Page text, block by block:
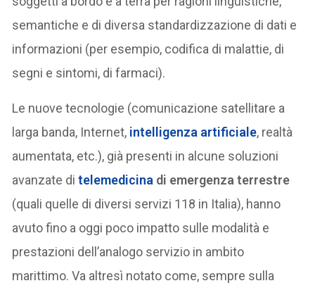
semantiche e di diversa standardizzazione di dati e
informazioni (per esempio, codifica di malattie, di
segni e sintomi, di farmaci).
Le nuove tecnologie (comunicazione satellitare a
larga banda, Internet, intelligenza artificiale, realtà
aumentata, etc.), già presenti in alcune soluzioni
avanzate ditelemedicina di emergenza terrestre
(quali quelle di diversi servizi 118 in Italia), hanno
avuto fino a oggi poco impatto sulle modalità e
prestazioni dell’analogo servizio in ambito
marittimo. Va altresì notato come, sempre sulla